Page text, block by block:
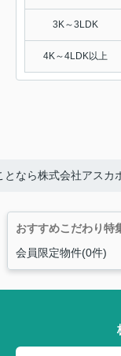
3K～3LDK
4K～4LDK以上
なら株式会社アスカ
おすすめこだわり特
会員限定物件(0件)